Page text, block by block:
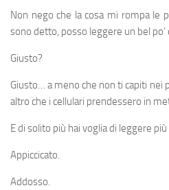
Non nego che la cosa mi rompa le
sono detto, posso leggere un bel po’
Giusto?
Giusto… a meno che non ti capiti nei
altro che i cellulari prendessero in
E di solito più hai voglia di leggere più
Appiccicato.
Addosso.